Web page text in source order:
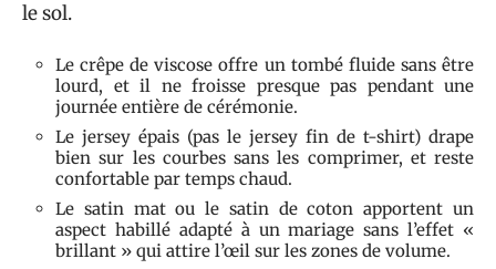
le sol.
Le crêpe de viscose offre un tombé fluide sans être
lourd, et il ne froisse presque pas pendant une
journée entière de cérémonie.
Le jersey épais (pas le jersey fin de t-shirt) drape
bien sur les courbes sans les comprimer, et reste
confortable par temps chaud.
Le satin mat ou le satin de coton apportent un
aspect habillé adapté à un mariage sans l’effet «
brillant » qui attire l’œil sur les zones de volume.